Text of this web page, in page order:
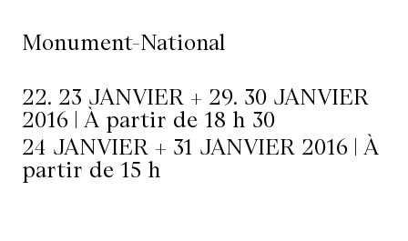
Wilder
Location
de
Monument-National
22. 23 JANVIER + 29. 30 JANVIER
2016 | À partir de 18 h 30
24 JANVIER + 31 JANVIER 2016 | À
partir de 15 h